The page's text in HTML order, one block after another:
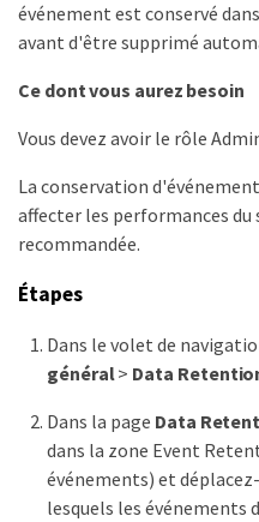
événement est conservé
avant d'être supprimé
Ce dont vous aurez besoin
Vous devez avoir le rôle
La conservation
affecter les performances du
recommandée.
Étapes
Dans le volet de
général> Data
Dans la page Data
dans la zone Event
événements) et
lesquels les événements